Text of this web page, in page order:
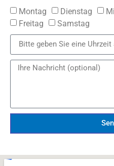
Montag Dienstag
Freitag
Samstag